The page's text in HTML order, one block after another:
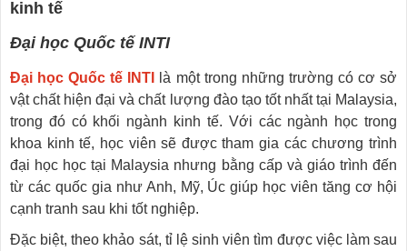
kinh tế
Đại học Quốc tế INTI
Đại học Quốc tế INTI
là một trong những trường có cơ sở
vật chất hiện đại và chất lượng đào tạo tốt nhất tại Malaysia,
trong đó có khối ngành kinh tế. Với các ngành học trong
khoa kinh tế, học viên sẽ được tham gia các chương trình
đại học học tại Malaysia nhưng bằng cấp và giáo trình đến
từ các quốc gia như Anh, Mỹ, Úc giúp học viên tăng cơ hội
cạnh tranh sau khi tốt nghiệp.
Đặc biệt, theo khảo sát, tỉ lệ sinh viên tìm được việc làm sau